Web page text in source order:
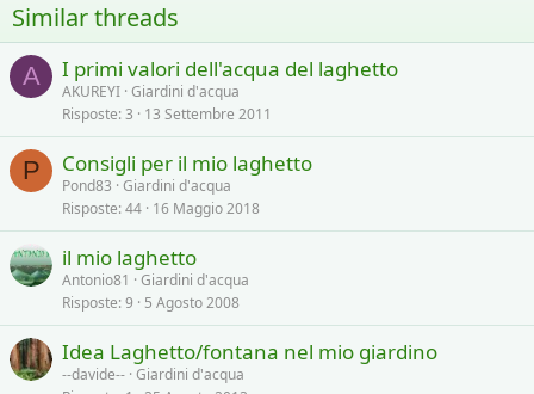
Similar threads
A I primi valori dell'acqua del laghetto
AKUREYI Giardini d'acqua
Risposte 3 13 Settembre 2011
P Consigli per il mio laghetto
Pond83 Giardini d'acqua
Risposte 44 16 Maggio 2018
il mio laghetto
Antonio81
Giardini d'acqua
Risposte 9 5 Agosto 2008
Idea Laghetto/fontana nel mio giardino
--davide-- Giardini d'acqua